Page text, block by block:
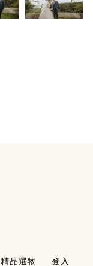
精品選物
登入